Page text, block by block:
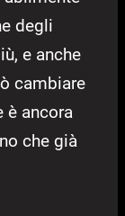
degli
e anche
cambiare
è ancora
che già